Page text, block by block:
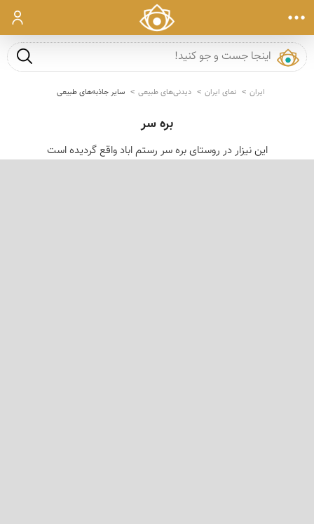
ورود
جست و
ایران نمای ایران دیدنی‌های طبیعی سایر جاذبه‌های طبیعی
بره سر
این نیزار در روستای بره سر رستم اباد واقع گردیده است